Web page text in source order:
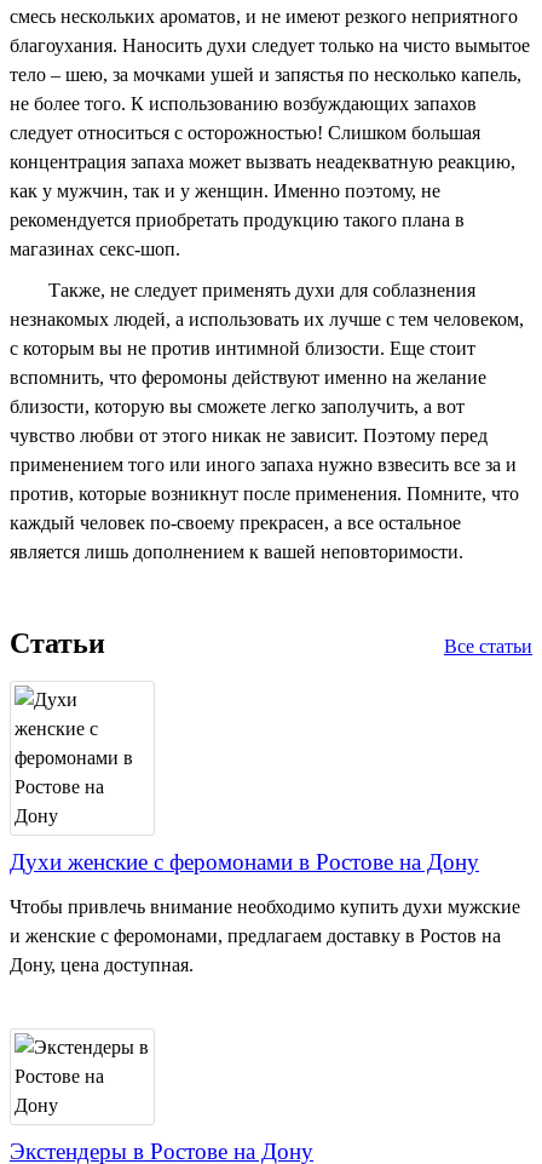
смесь нескольких ароматов, и не имеют резкого неприятного
благоухания. Наносить духи следует только на чисто вымытое
тело – шею, за мочками ушей и запястья по несколько капель,
не более того. К использованию возбуждающих запахов
следует относиться с осторожностью! Слишком большая
концентрация запаха может вызвать неадекватную реакцию,
как у мужчин, так и у женщин. Именно поэтому, не
рекомендуется приобретать продукцию такого плана в
магазинах секс-шоп.
Также, не следует применять духи для соблазнения
незнакомых людей, а использовать их лучше с тем человеком,
с которым вы не против интимной близости. Еще стоит
вспомнить, что феромоны действуют именно на желание
близости, которую вы сможете легко заполучить, а вот
чувство любви от этого никак не зависит. Поэтому перед
применением того или иного запаха нужно взвесить все за и
против, которые возникнут после применения. Помните, что
каждый человек по-своему прекрасен, а все остальное
является лишь дополнением к вашей неповторимости.
Статьи Все статьи
Духи женские с феромонами в Ростове на Дону
Чтобы привлечь внимание необходимо купить духи мужские
и женские с феромонами, предлагаем доставку в Ростов на
Дону, цена доступная.
Экстендеры в Ростове на Дону